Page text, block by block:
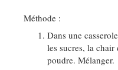
Méthode :
Dans une
les sucres, la
poudre. Mélanger.